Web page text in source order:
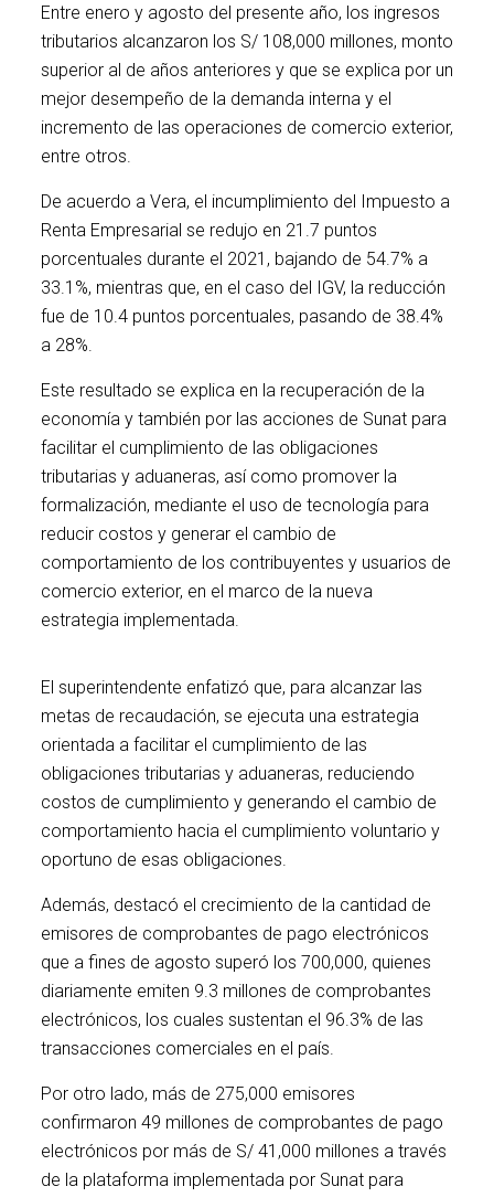
Entre enero y agosto del presente año, los ingresos
tributarios alcanzaron los S/ 108,000 millones, monto
superior al de años anteriores y que se explica por un
mejor desempeño de la demanda interna y el
incremento de las operaciones de comercio exterior,
entre otros.
De acuerdo a Vera, el incumplimiento del Impuesto a
Renta Empresarial se redujo en 21.7 puntos
porcentuales durante el 2021, bajando de 54.7% a
33.1%, mientras que, en el caso del IGV, la reducción
fue de 10.4 puntos porcentuales, pasando de 38.4%
a 28%.
Este resultado se explica en la recuperación de la
economía y también por las acciones de Sunat para
facilitar el cumplimiento de las obligaciones
tributarias y aduaneras, así como promover la
formalización, mediante el uso de tecnología para
reducir costos y generar el cambio de
comportamiento de los contribuyentes y usuarios de
comercio exterior, en el marco de la nueva
estrategia implementada.
El superintendente enfatizó que, para alcanzar las
metas de recaudación, se ejecuta una estrategia
orientada a facilitar el cumplimiento de las
obligaciones tributarias y aduaneras, reduciendo
costos de cumplimiento y generando el cambio de
comportamiento hacia el cumplimiento voluntario y
oportuno de esas obligaciones.
Además, destacó el crecimiento de la cantidad de
emisores de comprobantes de pago electrónicos
que a fines de agosto superó los 700,000, quienes
diariamente emiten 9.3 millones de comprobantes
electrónicos, los cuales sustentan el 96.3% de las
transacciones comerciales en el país.
Por otro lado, más de 275,000 emisores
confirmaron 49 millones de comprobantes de pago
electrónicos por más de S/ 41,000 millones a través
de la plataforma implementada por Sunat para